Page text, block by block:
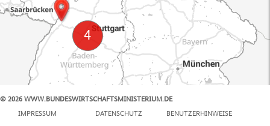
© 2026 WWW.BUNDESWIRTSCHAFTSMINISTERIUM.DE
IMPRESSUM
DATENSCHUTZ BENUTZERHINWEISE